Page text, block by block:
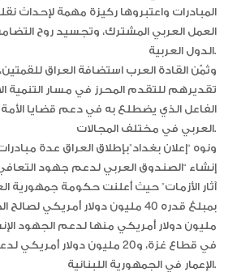
المبادرات واعتبروها ركيزة مهمة لإحداث
العمل العربي المشترك، وتجسيد روح
الدول العربية.
وثمّن القادة العرب استضافة العراق
تقديرهم للتقدم المحرز في مسار التنمية
الفاعل الذي يضطلع به في دعم قضايا الأمة
العربي في مختلف المجالات.
ونوه “إعلان بغداد”بإطلاق العراق عدة
إنشاء “الصندوق العربي لدعم جهود التعافي
آثار الأزمات” حيث أعلنت حكومة جمهورية
مليون دولار أمريكي منها لدعم الجهود
في قطاع غزة، و20 مليون دولار
الإعمار في الجمهورية اللبنانية.